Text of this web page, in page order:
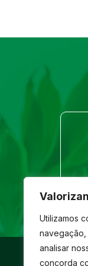
Utilizamos
analisar
concorda
©